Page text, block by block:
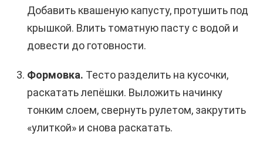
Добавить квашеную капусту, протушить под
крышкой. Влить томатную пасту с водой и
довести до готовности.
Формовка. Тесто разделить на кусочки,
раскатать лепёшки. Выложить начинку
тонким слоем, свернуть рулетом, закрутить
«улиткой» и снова раскатать.